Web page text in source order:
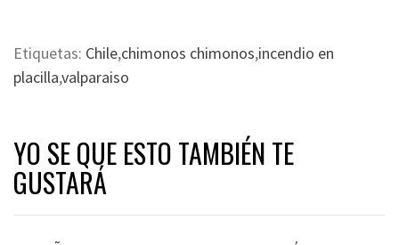
Etiquetas: Chile,chimonos chimonos,incendio en
placilla,valparaiso
YO SE QUE ESTO TAMBIÉN TE
GUSTARÁ